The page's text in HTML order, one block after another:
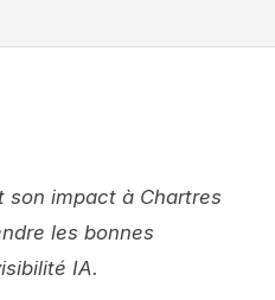
son impact à Chartres
les bonnes
IA.